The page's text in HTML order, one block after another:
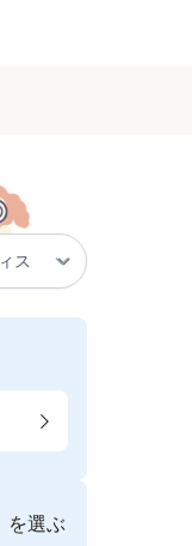
を選ぶ